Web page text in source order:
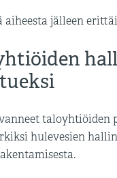
jälleen
taloyhtiöiden
hulevesien